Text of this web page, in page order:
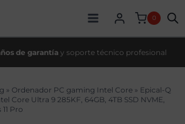
0
de garantíay soporte técnico profesional
» Ordenador PC gaming Intel Core » Epical-Q
Core Ultra 9 285KF, 64GB, 4TB SSD NVME,
Pro